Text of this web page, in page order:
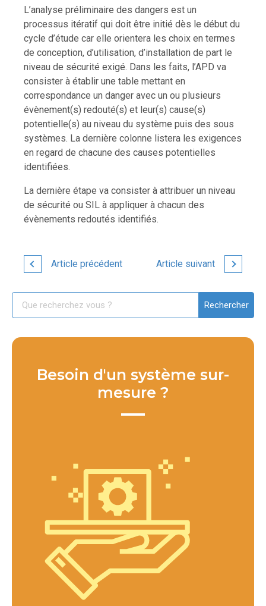
L’analyse préliminaire des dangers est un
processus itératif qui doit être initié dès le début du
cycle d’étude car elle orientera les choix en termes
de conception, d’utilisation, d’installation de part le
niveau de sécurité exigé. Dans les faits, l’APD va
consister à établir une table mettant en
correspondance un danger avec un ou plusieurs
évènement(s) redouté(s) et leur(s) cause(s)
potentielle(s) au niveau du système puis des sous
systèmes. La dernière colonne listera les exigences
en regard de chacune des causes potentielles
identifiées.
La dernière étape va consister à attribuer un niveau
de sécurité ou SIL à appliquer à chacun des
évènements redoutés identifiés.
Article précédent Article suivant
Besoin d'un système sur-
mesure ?